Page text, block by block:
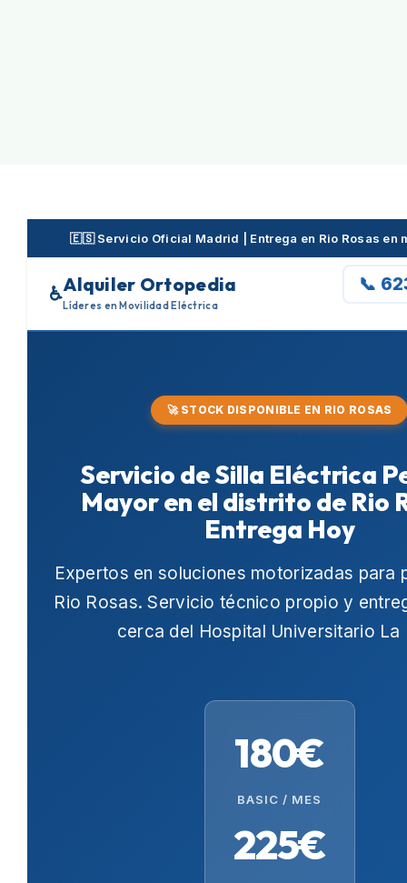
🇪🇸 Servicio Oficial Madrid | Entrega en Rio Rosas en
♿Alquiler Ortopedia
Líderes en Movilidad Eléctrica
📞
🚀 STOCK DISPONIBLE EN RIO ROSAS
Servicio de Silla Eléctrica
Mayor en el distrito de Rio
Entrega Hoy
Expertos en soluciones motorizadas para
Rio Rosas. Servicio técnico propio y
cerca del Hospital Universitario La
180€
BASIC / MES
225€